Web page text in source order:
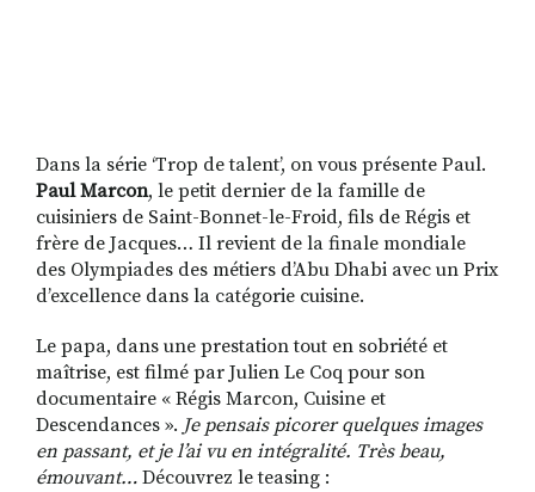
Dans la série ‘Trop de talent’, on vous présente Paul.
Paul Marcon, le petit dernier de la famille de
cuisiniers de Saint-Bonnet-le-Froid, fils de Régis et
frère de Jacques… Il revient de la finale mondiale
des Olympiades des métiers d’Abu Dhabi avec un Prix
d’excellence dans la catégorie cuisine.
Le papa, dans une prestation tout en sobriété et
maîtrise, est filmé par Julien Le Coq pour son
documentaire « Régis Marcon, Cuisine et
Descendances ». Je pensais picorer quelques images
en passant, et je l’ai vu en intégralité. Très beau,
émouvant… Découvrez le teasing :